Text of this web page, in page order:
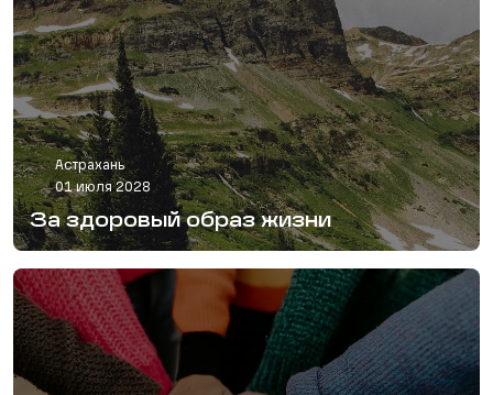
Астрахань
01 июля 2028
За здоровый образ жизни